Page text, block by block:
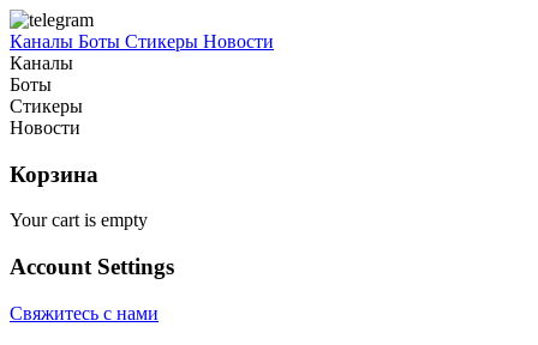
Каналы Боты Стикеры Новости
Каналы
Боты
Стикеры
Новости
Корзина
Your cart is empty
Account Settings
Свяжитесь с нами